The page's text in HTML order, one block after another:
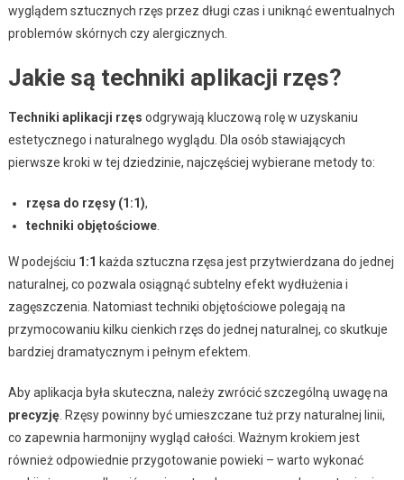
wyglądem sztucznych rzęs przez długi czas i uniknąć ewentualnych
problemów skórnych czy alergicznych.
Jakie są techniki aplikacji rzęs?
Techniki aplikacji rzęs odgrywają kluczową rolę w uzyskaniu
estetycznego i naturalnego wyglądu. Dla osób stawiających
pierwsze kroki w tej dziedzinie, najczęściej wybierane metody to:
rzęsa do rzęsy (1:1),
techniki objętościowe.
W podejściu 1:1 każda sztuczna rzęsa jest przytwierdzana do jednej
naturalnej, co pozwala osiągnąć subtelny efekt wydłużenia i
zagęszczenia. Natomiast techniki objętościowe polegają na
przymocowaniu kilku cienkich rzęs do jednej naturalnej, co skutkuje
bardziej dramatycznym i pełnym efektem.
Aby aplikacja była skuteczna, należy zwrócić szczególną uwagę na
precyzję. Rzęsy powinny być umieszczane tuż przy naturalnej linii,
co zapewnia harmonijny wygląd całości. Ważnym krokiem jest
również odpowiednie przygotowanie powieki – warto wykonać